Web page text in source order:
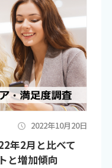
2022年10月20日
年2月と比べて
と増加傾向